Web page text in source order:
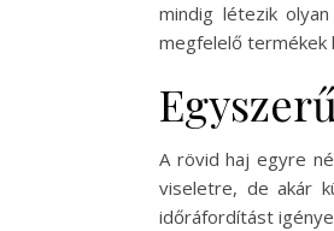
mindig létezik
megfelelő termékek
A rövid haj egyre
viseletre, de akár
időráfordítást